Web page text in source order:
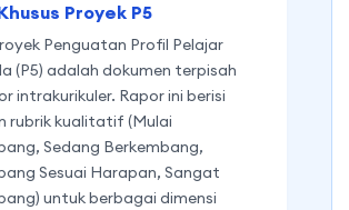
Proyek P5
Penguatan Profil Pelajar
(P5) adalah dokumen terpisah
intrakurikuler. Rapor ini berisi
rubrik kualitatif (Mulai
Sedang Berkembang,
Sesuai Harapan, Sangat
untuk berbagai dimensi